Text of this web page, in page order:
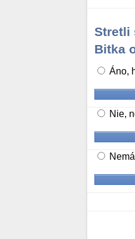
Stretli
Bitka
Áno,
Nie,